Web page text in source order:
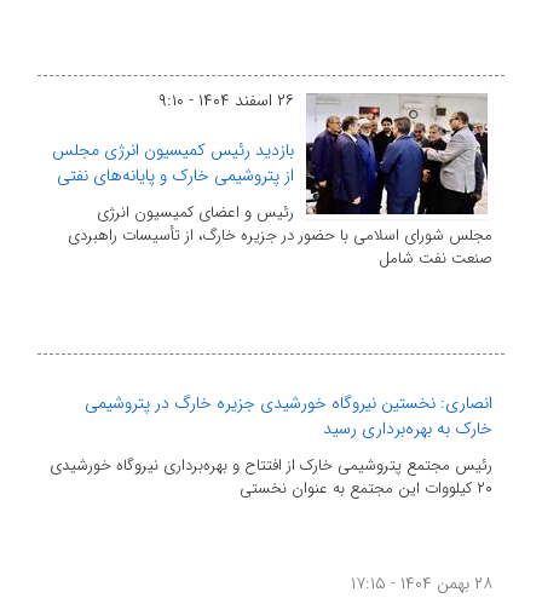
۲۶ اسفند ۱۴۰۴ - ۹:۱۰
بازدید رئیس کمیسیون انرژی مجلس
از پتروشیمی خارک و پایانه‌های نفتی
رئیس و اعضای کمیسیون انرژی
مجلس شورای اسلامی با حضور در جزیره خارگ، از تأسیسات راهبردی
صنعت نفت شامل
انصاری: نخستین نیروگاه خورشیدی جزیره خارگ در پتروشیمی
خارک به بهره‌برداری رسید
رئیس مجتمع پتروشیمی خارک از افتتاح و بهره‌برداری نیروگاه خورشیدی
۲۰ کیلووات این مجتمع به عنوان نخستی
۲۸ بهمن ۱۴۰۴ - ۱۷:۱۵